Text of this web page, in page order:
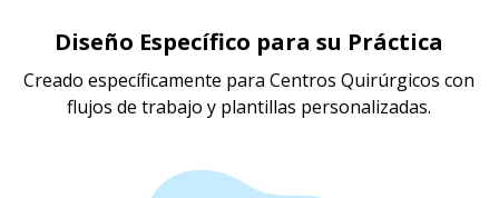
Diseño Específico para su Práctica
Creado específicamente para Centros Quirúrgicos con
flujos de trabajo y plantillas personalizadas.